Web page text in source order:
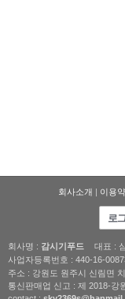
회사소개 | 이용
로
회사명 : 감시기푸드 대표 :
사업자등록번호 : 440-16-
주소 : 강원도 원주시 신림면
통신판매업 신고 : 제 2018-강